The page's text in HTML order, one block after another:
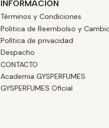
INFORMACIÓN
Términos y Condiciones
Politica de Reembolso y
Política de privacidad
Despacho
CONTACTO
Academia GYSPERFUMES
GYSPERFUMES Oficial